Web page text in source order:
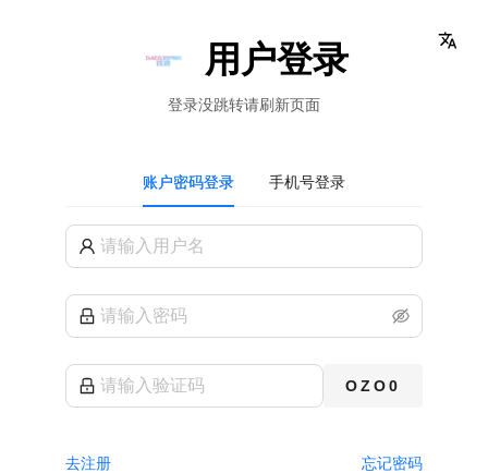
用户登录
登录没跳转请刷新页面
账户密码登录 手机号登录
OZO0
去注册 忘记密码